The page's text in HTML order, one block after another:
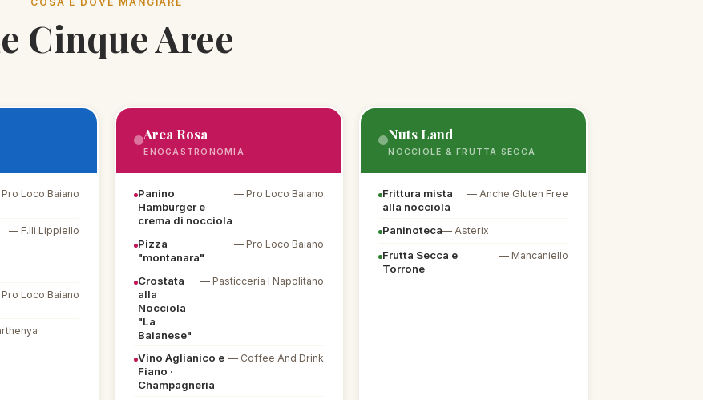
Cinque Aree
Loco Baiano
— F.lli Lippiello
Loco Baiano
Area Rosa
ENOGASTRONOMIA
Panino
Hamburger e
crema di nocciola
— Pro Loco Baiano
Pizza
"montanara"
— Pro Loco Baiano
Crostata
alla
Nocciola
"La
Baianese"
— Pasticceria I Napolitano
Vino Aglianico e
Fiano ·
Champagneria
— Coffee And Drink
Nuts Land
NOCCIOLE & FRUTTA SECCA
Frittura mista
alla nocciola
— Anche Gluten Free
Paninoteca— Asterix
Frutta Secca e
Torrone
— Mancaniello